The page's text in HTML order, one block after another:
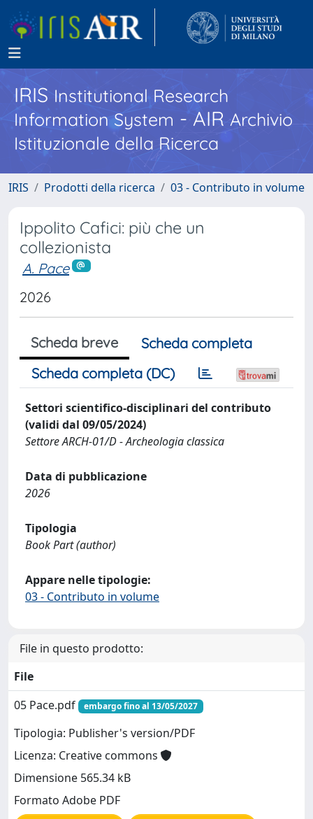
IRISInstitutional Research
Information System - AIR Archivio
Istituzionale della Ricerca
IRIS Prodotti della ricerca 03 - Contributo in volume
Ippolito Cafici: più che un
collezionista
A. Pace
2026
Scheda breve
Scheda completa
Scheda completa (DC)
Settori scientifico-disciplinari del contributo
(validi dal 09/05/2024)
Settore ARCH-01/D - Archeologia classica
Data di pubblicazione
2026
Tipologia
Book Part (author)
Appare nelle tipologie:
03 - Contributo in volume
File in questo prodotto:
File
05 Pace.pdf
embargo fino al 13/05/2027
Tipologia: Publisher's version/PDF
Licenza: Creative commons
Dimensione 565.34 kB
Formato Adobe PDF